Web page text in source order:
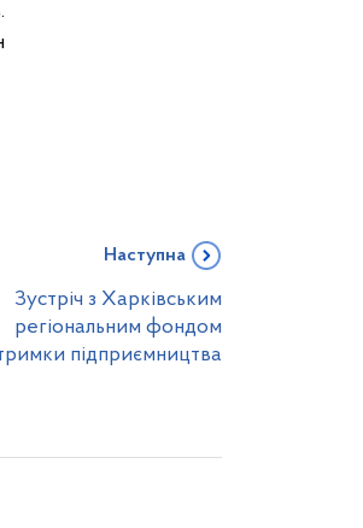
Наступна
Зустріч з Харківським
регіональним фондом
підприємництва